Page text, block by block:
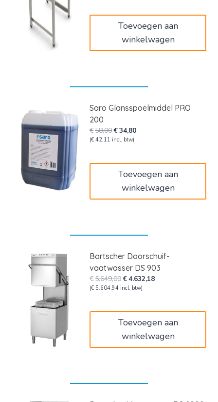
Toevoegen aan
winkelwagen
Saro Glansspoelmiddel PRO
200
€58,00Oorspronkelijke
prijs
€34,80Huidige
(€ 42,11 incl. btw)
Toevoegen aan
winkelwagen
Bartscher Doorschuif-
vaatwasser DS 903
€5.649,00Oorspronkelijke
prijs
€4.632,18Huidige
(€ 5.604,94 incl. btw)
Toevoegen aan
winkelwagen